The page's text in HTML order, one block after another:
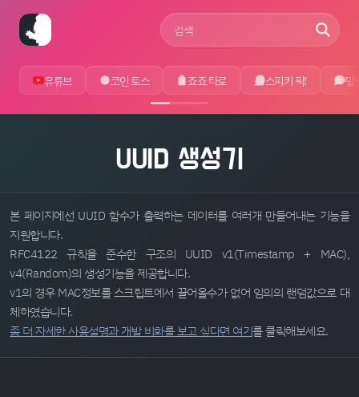
사이트 검색어
유튜브 코인 토스 죠죠 타로 스피키 픽! 말
UUID 생성기
본 페이지에선 UUID 함수가 출력하는 데이터를 여러개 만들어내는 기능을
지원합니다.
RFC4122 규칙을 준수한 구조의 UUID v1(Timestamp + MAC),
v4(Random)의 생성기능을 제공합니다.
v1의 경우 MAC정보를 스크립트에서 끌어올수가 없어 임의의 랜덤값으로 대
체하였습니다.
좀 더 자세한 사용설명과 개발 비화를 보고 싶다면 여기를 클릭해보세요.